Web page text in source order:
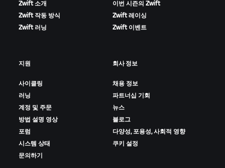
Zwift 소개
Zwift 작동 방식
Zwift 러닝
이번 시즌의 Zwift
Zwift 레이싱
Zwift 이벤트
지원
사이클링
러닝
계정 및 주문
방법 설명 영상
포럼
시스템 상태
문의하기
회사 정보
채용 정보
파트너십 기회
뉴스
블로그
다양성, 포용성, 사회적 영향
쿠키 설정